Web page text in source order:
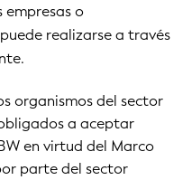
empresas o
realizarse a través
organismos del sector
a aceptar
en virtud del Marco
parte del sector